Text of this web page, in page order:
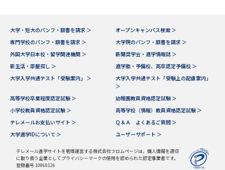
大学・短大のパンフ・願書を請求 ＞
オープンキャンパス検索 ＞
専門学校のパンフ・願書を請求 ＞
大学院のパンフ・願書を請求 ＞
外国大学日本校・留学関連機関 ＞
新聞奨学会・進学情報誌 ＞
新生活・部屋探し ＞
進学塾・予備校、高卒認定予備校 ＞
大学入学共通テスト「受験案内」 ＞
大学入学共通テスト「受験上の配慮案内」
＞
高等学校卒業程度認定試験 ＞
幼稚園教員資格認定試験 ＞
小学校教員資格認定試験 ＞
高等学校（情報）教員資格認定試験 ＞
テレメールお支払いサイト ＞
Ｑ＆Ａ よくあるご質問 ＞
大学進学IDについて ＞
ユーザーサポート ＞
テレメール進学サイトを管理運営する株式会社フロムページは、個人情報を適切
に取り扱う企業としてプライバシーマークの使用を認められた認定事業者です。
登録番号 10860126